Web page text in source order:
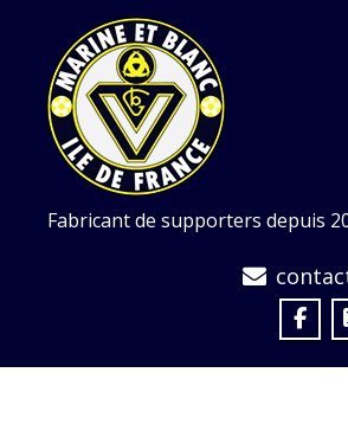
content
Fabricant de supporters depuis